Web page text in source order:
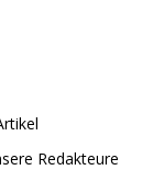
Redakteure